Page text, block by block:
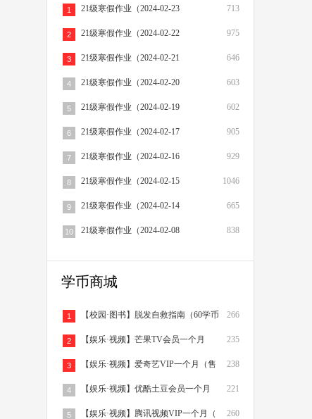
713
1 21级寒假作业（2024-02-23
975
2 21级寒假作业（2024-02-22
646
3 21级寒假作业（2024-02-21
603
4 21级寒假作业（2024-02-20
602
5 21级寒假作业（2024-02-19
905
6 21级寒假作业（2024-02-17
929
7 21级寒假作业（2024-02-16
1046
8 21级寒假作业（2024-02-15
665
9 21级寒假作业（2024-02-14
838
10 21级寒假作业（2024-02-08
学币商城
266
1 【校园·图书】脱发自救指南（60学币
235
2 【娱乐·视频】芒果TV会员一个月
（售 238
3 【娱乐·视频】爱奇艺VIP一个月（售
221
4 【娱乐·视频】优酷土豆会员一个月
（售 260
5 【娱乐·视频】腾讯视频VIP一个月（